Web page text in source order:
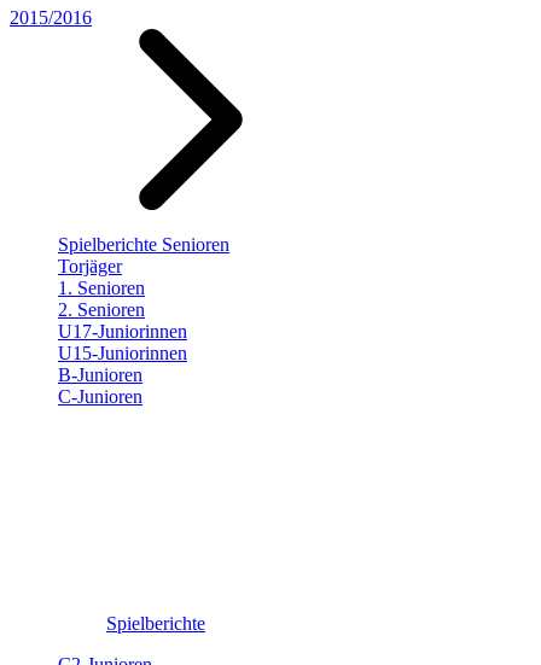
2015/2016
Spielberichte Senioren
Torjäger
1. Senioren
2. Senioren
U17-Juniorinnen
U15-Juniorinnen
B-Junioren
C-Junioren
Spielberichte